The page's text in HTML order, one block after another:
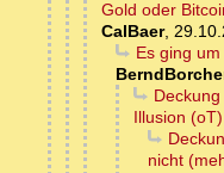
Gold oder
CalBaer,
Es ging
Illusion (oT)
nicht